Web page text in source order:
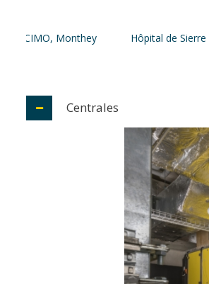
Hôpital de Sion Manor HUG
Centrales